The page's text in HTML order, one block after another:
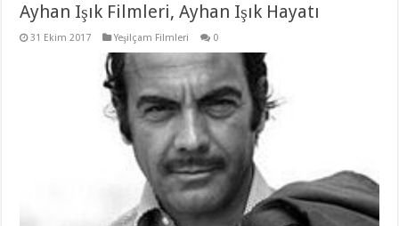
Ayhan Işık Filmleri, Ayhan Işık Hayatı
31 Ekim 2017 Yeşilçam Filmleri 0